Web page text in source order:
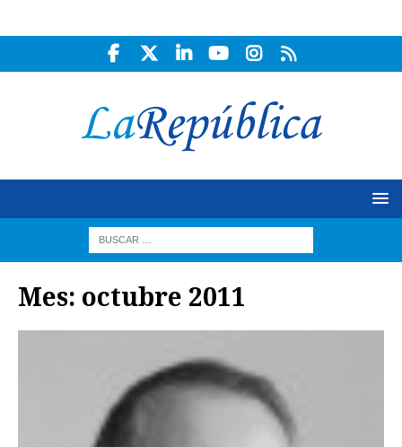
Mes: octubre 2011